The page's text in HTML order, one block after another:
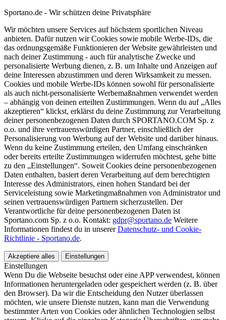
Sportano.de - Wir schützen deine Privatsphäre
Wir möchten unsere Services auf höchstem sportlichen Niveau
anbieten. Dafür nutzen wir Cookies sowie mobile Werbe-IDs, die
das ordnungsgemäße Funktionieren der Website gewährleisten und
nach deiner Zustimmung - auch für analytische Zwecke und
personalisierte Werbung dienen, z. B. um Inhalte und Anzeigen auf
deine Interessen abzustimmen und deren Wirksamkeit zu messen.
Cookies und mobile Werbe-IDs können sowohl für personalisierte
als auch nicht-personalisierte Werbemaßnahmen verwendet werden
– abhängig von deinen erteilten Zustimmungen. Wenn du auf „Alles
akzeptieren“ klickst, erklärst du deine Zustimmung zur Verarbeitung
deiner personenbezogenen Daten durch SPORTANO.COM Sp. z
o.o. und ihre vertrauenswürdigen Partner, einschließlich der
Personalisierung von Werbung auf der Website und darüber hinaus.
Wenn du keine Zustimmung erteilen, den Umfang einschränken
oder bereits erteilte Zustimmungen widerrufen möchtest, gehe bitte
zu den „Einstellungen“. Soweit Cookies deine personenbezogenen
Daten enthalten, basiert deren Verarbeitung auf dem berechtigten
Interesse des Administrators, einen hohen Standard bei der
Serviceleistung sowie Marketingmaßnahmen von Administrator und
seinen vertrauenswürdigen Partnern sicherzustellen. Der
Verantwortliche für deine personenbezogenen Daten ist
Sportano.com Sp. z o.o. Kontakt: gdpr@sportano.de Weitere
Informationen findest du in unsererDatenschutz- und Cookie-
Richtlinie - Sportano.de.
Akzeptiere alles Einstellungen
Einstellungen
Wenn Du die Webseite besuchst oder eine APP verwendest, können
Informationen heruntergeladen oder gespeichert werden (z. B. über
den Browser). Da wir die Entscheidung den Nutzer überlassen
möchten, wie unsere Dienste nutzen, kann man die Verwendung
bestimmter Arten von Cookies oder ähnlichen Technologien selbst